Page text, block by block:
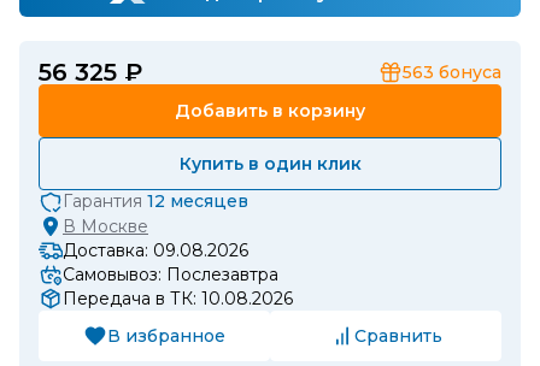
56 325 ₽ 563 бонуса
Добавить в корзину
Купить в один клик
Гарантия 12 месяцев
В Москве
Доставка: 09.08.2026
Самовывоз: Послезавтра
Передача в ТК: 10.08.2026
В избранное
Сравнить